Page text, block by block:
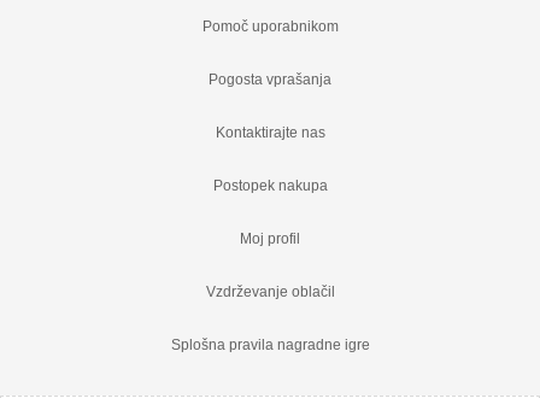
Pomoč uporabnikom
Pogosta vprašanja
Kontaktirajte nas
Postopek nakupa
Moj profil
Vzdrževanje oblačil
Splošna pravila nagradne igre